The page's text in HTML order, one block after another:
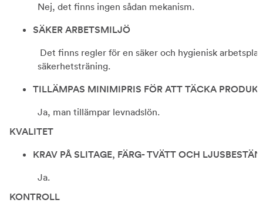
Nej, det finns ingen sådan mekanism.
SÄKER ARBETSMILJÖ
Det finns regler för en säker och hygienisk
säkerhetsträning.
TILLÄMPAS MINIMIPRIS FÖR ATT TÄCKA
Ja, man tillämpar levnadslön.
KVALITET
KRAV PÅ SLITAGE, FÄRG- TVÄTT OCH
Ja.
KONTROLL